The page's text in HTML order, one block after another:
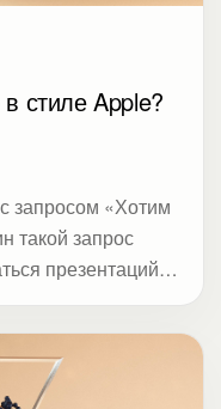
стиле Apple?
запросом «Хотим
такой запрос
презентаций
строился
Apple
блоков: цель,